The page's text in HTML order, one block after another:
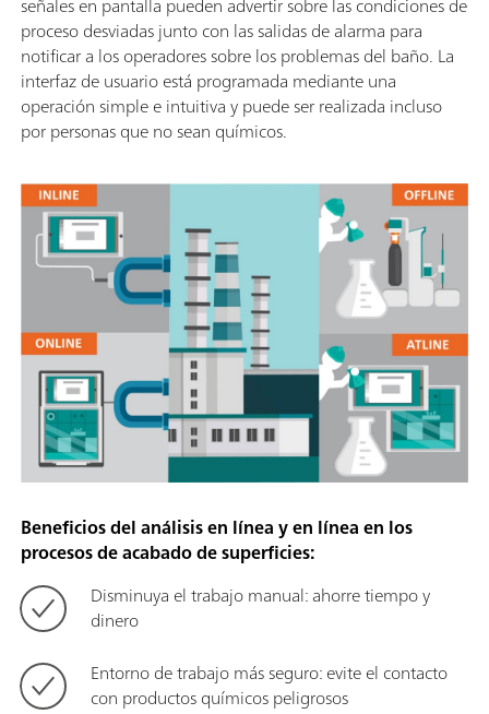
proceso desviadas junto con las salidas de alarma para
notificar a los operadores sobre los problemas del baño. La
interfaz de usuario está programada mediante una
operación simple e intuitiva y puede ser realizada incluso
por personas que no sean químicos.
Beneficios del análisis en línea y en línea en los
procesos de acabado de superficies:
Disminuya el trabajo manual: ahorre tiempo y
dinero
Entorno de trabajo más seguro: evite el contacto
con productos químicos peligrosos